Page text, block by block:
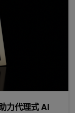
力代理式 AI